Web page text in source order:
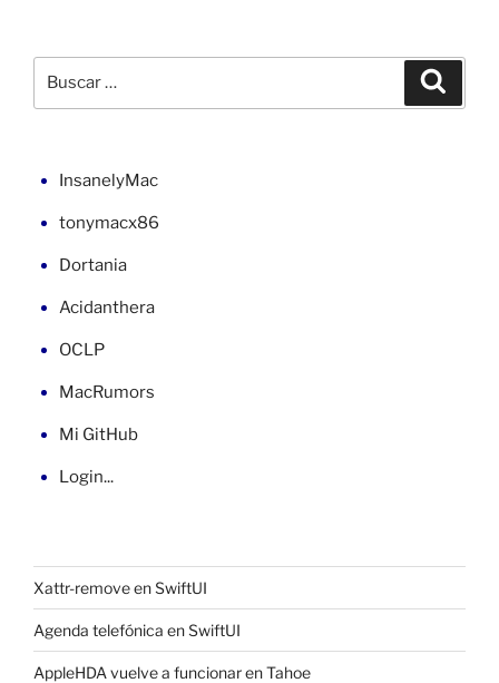
0.9.4
por:
InsanelyMac
tonymacx86
Dortania
Acidanthera
OCLP
MacRumors
Mi GitHub
Login...
Xattr-remove en SwiftUI
Agenda telefónica en SwiftUI
AppleHDA vuelve a funcionar en Tahoe